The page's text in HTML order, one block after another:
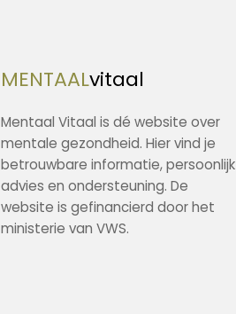
MENTAALvitaal
Mentaal Vitaal is dé website over
mentale gezondheid. Hier vind je
betrouwbare informatie, persoonlijk
advies en ondersteuning. De
website is gefinancierd door het
ministerie van VWS.